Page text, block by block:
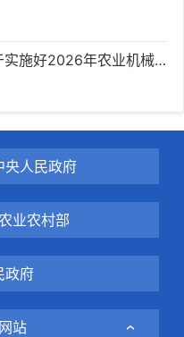
关于《湖北省农业农村厅关于实施好2026年农业机械报废更新补贴政策的通知》 的政策解读
央人民政府
业农村部
政府
站